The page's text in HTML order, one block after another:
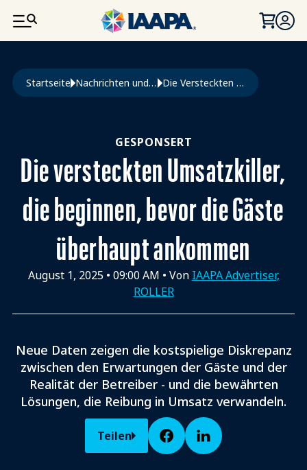
DIREKT ZUM INHALT
Pfadnavigation
Startseite Nachrichten und Funworld Die Versteckten Umsatzkiller, Die Beginnen, Bevor Die Gäste Überhaupt Ankommen
GESPONSERT
Die versteckten Umsatzkiller,
die beginnen, bevor die Gäste
überhaupt ankommen
August 1, 2025• 09:00 AM • Von IAAPA Advertiser,
ROLLER
Neue Daten zeigen die kostspielige Diskrepanz
zwischen den Erwartungen der Gäste und der
Realität der Betreiber - und die bewährten
Lösungen, die Reibung in Umsatz verwandeln.
Teilen